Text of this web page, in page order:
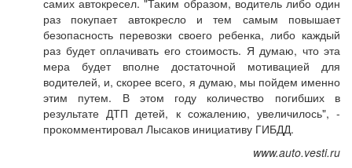
самих автокресел. "Таким образом, водитель либо один
раз покупает автокресло и тем самым повышает
безопасность перевозки своего ребенка, либо каждый
раз будет оплачивать его стоимость. Я думаю, что эта
мера будет вполне достаточной мотивацией для
водителей, и, скорее всего, я думаю, мы пойдем именно
этим путем. В этом году количество погибших в
результате ДТП детей, к сожалению, увеличилось", -
прокомментировал Лысаков инициативу ГИБДД.
www.auto.vesti.ru